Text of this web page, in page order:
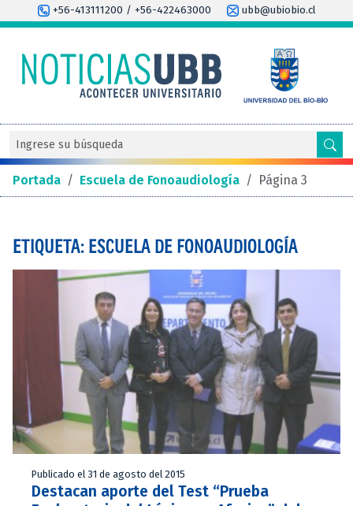
+56-413111200 / +56-422463000 ubb@ubiobio.cl
Portada / Escuela de Fonoaudiología / Página 3
ETIQUETA: ESCUELA DE FONOAUDIOLOGÍA
Publicado el 31 de agosto del 2015
Destacan aporte del Test “Prueba